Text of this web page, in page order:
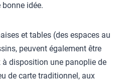
idée.
et tables (des espaces au
peuvent également être
disposition une panoplie de
de carte traditionnel, aux